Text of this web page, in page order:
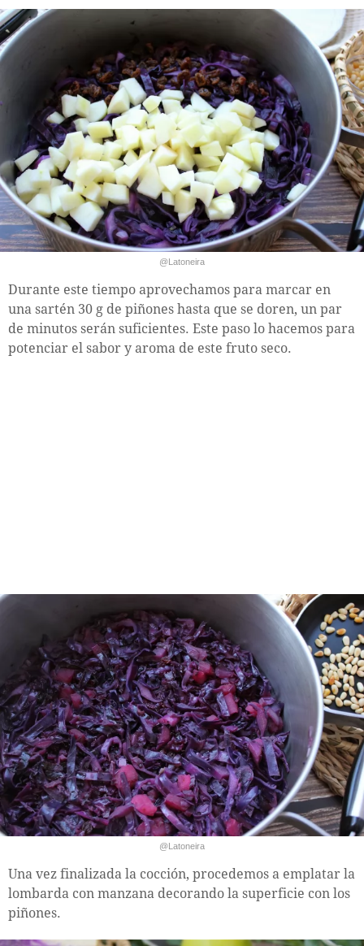
@Latoneira
Durante este tiempo aprovechamos para marcar en
una sartén 30 g de piñones hasta que se doren, un par
de minutos serán suficientes. Este paso lo hacemos para
potenciar el sabor y aroma de este fruto seco.
@Latoneira
Una vez finalizada la cocción, procedemos a emplatar la
lombarda con manzana decorando la superficie con los
piñones.